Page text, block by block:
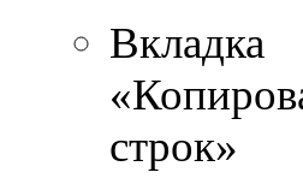
Вкладка
строк»